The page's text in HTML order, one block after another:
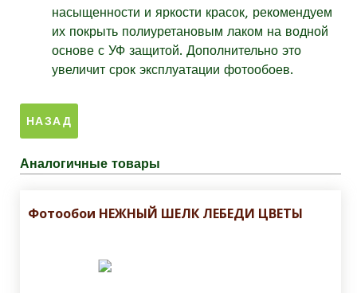
насыщенности и яркости красок, рекомендуем
их покрыть полиуретановым лаком на водной
основе с УФ защитой. Дополнительно это
увеличит срок эксплуатации фотообоев.
Аналогичные товары
Фотообои НЕЖНЫЙ ШЕЛК ЛЕБЕДИ ЦВЕТЫ